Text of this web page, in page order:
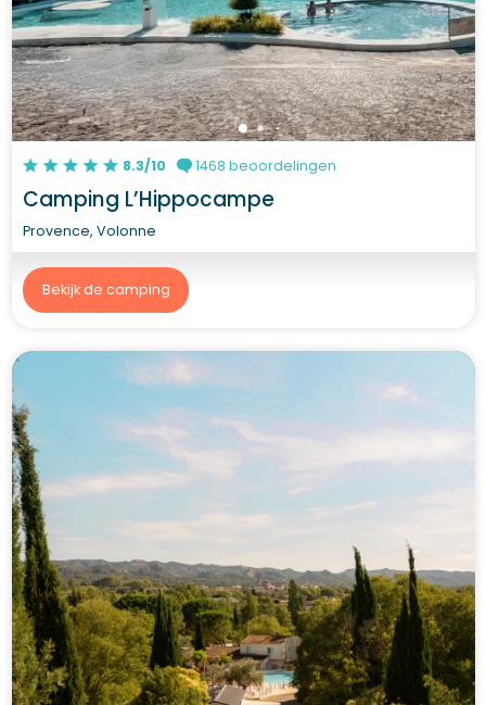
8.3/10 1468 beoordelingen
Camping L’Hippocampe
Provence, Volonne
Bekijk de camping